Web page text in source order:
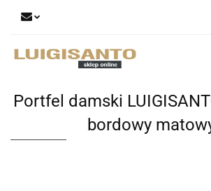
Dodaj
Portfel damski
bordowy